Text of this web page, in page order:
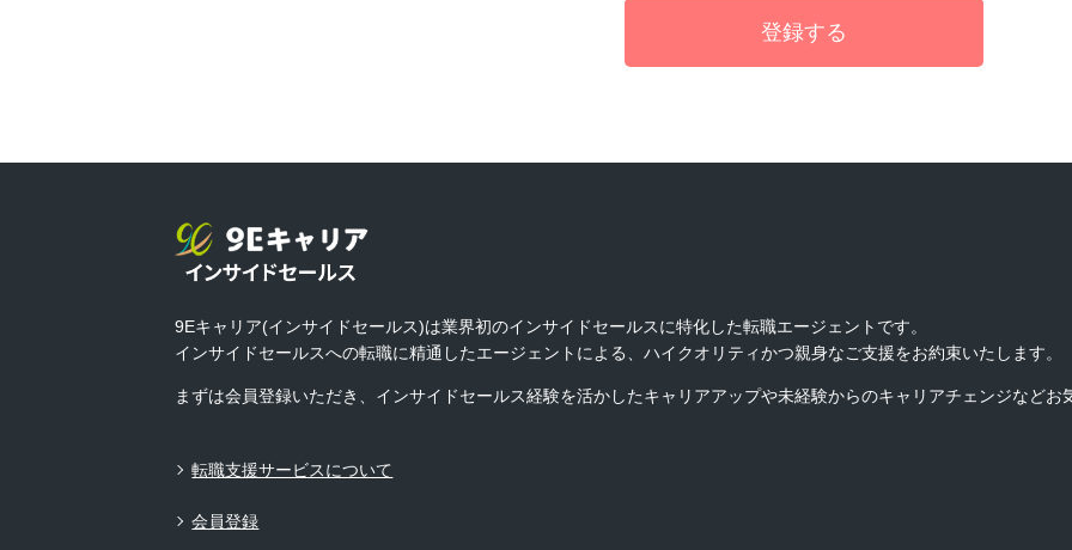
9Eキャリア(インサイドセールス)は業界初のインサイドセールスに特化した転職エージェントです。
インサイドセールスへの転職に精通したエージェントによる、ハイクオリティかつ親身なご支援をお約束いたします。
まずは会員登録いただき、インサイドセールス経験を活かしたキャリアアップや未経験からのキャリアチェンジなどお
転職支援サービスについて
会員登録